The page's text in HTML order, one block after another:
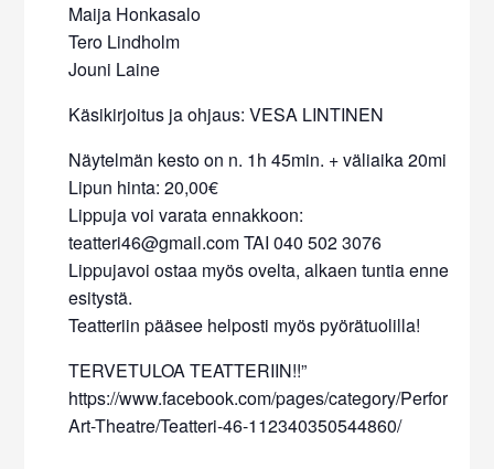
Maija Honkasalo
Tero Lindholm
Jouni Laine
Käsikirjoitus ja ohjaus: VESA LINTINEN
Näytelmän kesto on n. 1h 45min. + väliaika 20min.
Lipun hinta: 20,00€
Lippuja voi varata ennakkoon:
teatteri46@gmail.com TAI 040 502 3076
Lippujavoi ostaa myös ovelta, alkaen tuntia ennen
esitystä.
Teatteriin pääsee helposti myös pyörätuolilla!
TERVETULOA TEATTERIIN!!”
https://www.facebook.com/pages/category/
Art-Theatre/Teatteri-46-112340350544860/